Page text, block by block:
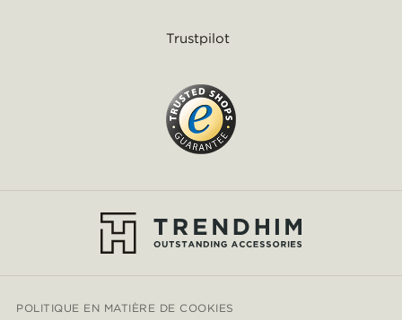
Trustpilot
POLITIQUE EN MATIÈRE DE COOKIES